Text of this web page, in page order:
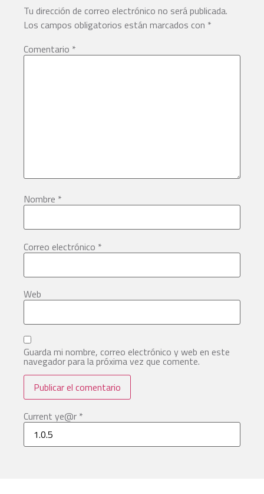
Tu dirección de correo electrónico no será publicada.
Los campos obligatorios están marcados con *
Comentario *
Nombre *
Correo electrónico *
Web
Guarda mi nombre, correo electrónico y web en este
navegador para la próxima vez que comente.
Current ye@r *